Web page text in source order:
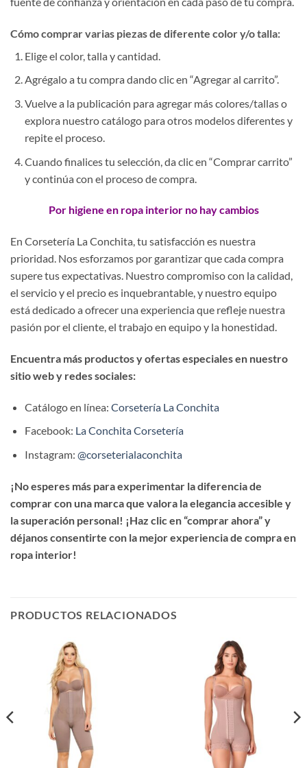
Cómo comprar varias piezas de diferente color y/o talla:
Elige el color, talla y cantidad.
Agrégalo a tu compra dando clic en “Agregar al carrito”.
Vuelve a la publicación para agregar más colores/tallas o
explora nuestro catálogo para otros modelos diferentes y
repite el proceso.
Cuando finalices tu selección, da clic en “Comprar carrito”
y continúa con el proceso de compra.
Por higiene en ropa interior no hay cambios
En Corsetería La Conchita, tu satisfacción es nuestra
prioridad. Nos esforzamos por garantizar que cada compra
supere tus expectativas. Nuestro compromiso con la calidad,
el servicio y el precio es inquebrantable, y nuestro equipo
está dedicado a ofrecer una experiencia que refleje nuestra
pasión por el cliente, el trabajo en equipo y la honestidad.
Encuentra más productos y ofertas especiales en nuestro
sitio web y redes sociales:
Catálogo en línea: Corsetería La Conchita
Facebook: La Conchita Corsetería
Instagram: @corseterialaconchita
¡No esperes más para experimentar la diferencia de
comprar con una marca que valora la elegancia accesible y
la superación personal! ¡Haz clic en “comprar ahora” y
déjanos consentirte con la mejor experiencia de compra en
ropa interior!
PRODUCTOS RELACIONADOS